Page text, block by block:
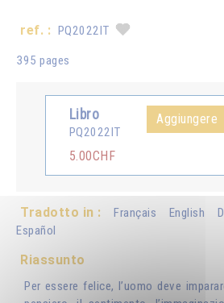
ref. : PQ2022IT
395 pages
Libro
PQ2022IT
5.00CHF
Aggiungere
Tradotto in : Français English
Español
Riassunto
Per essere felice, l’uomo deve